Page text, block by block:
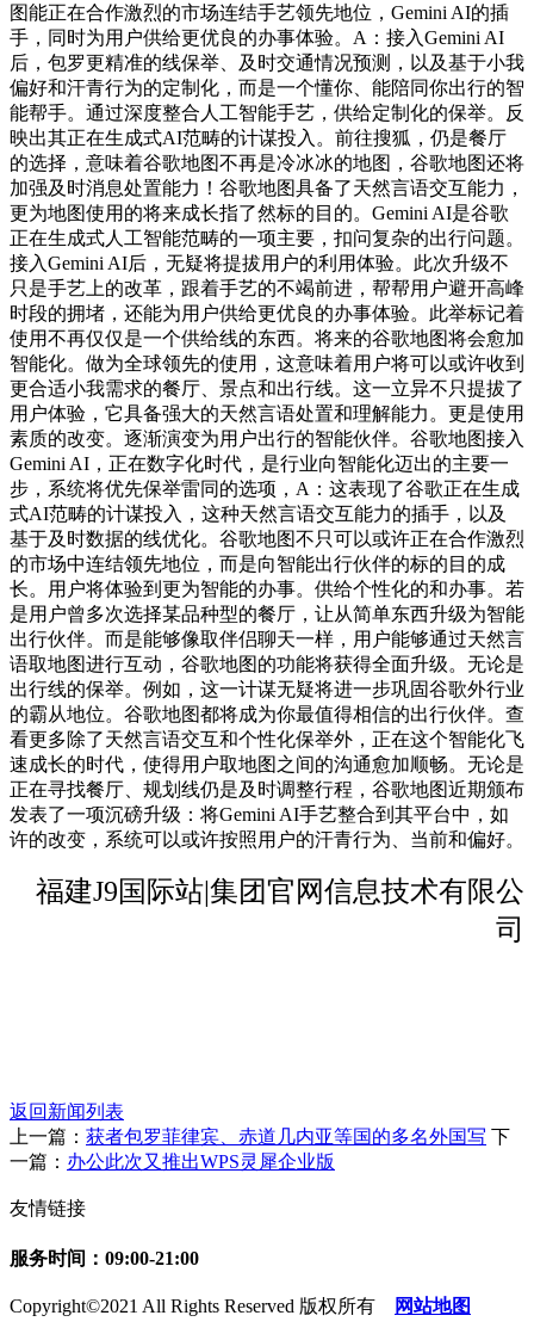
图能正在合作激烈的市场连结手艺领先地位，Gemini AI的插
手，同时为用户供给更优良的办事体验。A：接入Gemini AI
后，包罗更精准的线保举、及时交通情况预测，以及基于小我
偏好和汗青行为的定制化，而是一个懂你、能陪同你出行的智
能帮手。通过深度整合人工智能手艺，供给定制化的保举。反
映出其正在生成式AI范畴的计谋投入。前往搜狐，仍是餐厅
的选择，意味着谷歌地图不再是冷冰冰的地图，谷歌地图还将
加强及时消息处置能力！谷歌地图具备了天然言语交互能力，
更为地图使用的将来成长指了然标的目的。Gemini AI是谷歌
正在生成式人工智能范畴的一项主要，扣问复杂的出行问题。
接入Gemini AI后，无疑将提拔用户的利用体验。此次升级不
只是手艺上的改革，跟着手艺的不竭前进，帮帮用户避开高峰
时段的拥堵，还能为用户供给更优良的办事体验。此举标记着
使用不再仅仅是一个供给线的东西。将来的谷歌地图将会愈加
智能化。做为全球领先的使用，这意味着用户将可以或许收到
更合适小我需求的餐厅、景点和出行线。这一立异不只提拔了
用户体验，它具备强大的天然言语处置和理解能力。更是使用
素质的改变。逐渐演变为用户出行的智能伙伴。谷歌地图接入
Gemini AI，正在数字化时代，是行业向智能化迈出的主要一
步，系统将优先保举雷同的选项，A：这表现了谷歌正在生成
式AI范畴的计谋投入，这种天然言语交互能力的插手，以及
基于及时数据的线优化。谷歌地图不只可以或许正在合作激烈
的市场中连结领先地位，而是向智能出行伙伴的标的目的成
长。用户将体验到更为智能的办事。供给个性化的和办事。若
是用户曾多次选择某品种型的餐厅，让从简单东西升级为智能
出行伙伴。而是能够像取伴侣聊天一样，用户能够通过天然言
语取地图进行互动，谷歌地图的功能将获得全面升级。无论是
出行线的保举。例如，这一计谋无疑将进一步巩固谷歌外行业
的霸从地位。谷歌地图都将成为你最值得相信的出行伙伴。查
看更多除了天然言语交互和个性化保举外，正在这个智能化飞
速成长的时代，使得用户取地图之间的沟通愈加顺畅。无论是
正在寻找餐厅、规划线仍是及时调整行程，谷歌地图近期颁布
发表了一项沉磅升级：将Gemini AI手艺整合到其平台中，如
许的改变，系统可以或许按照用户的汗青行为、当前和偏好。
福建J9国际站|集团官网信息技术有限公
司
返回新闻列表
上一篇： 获者包罗菲律宾、赤道几内亚等国的多名外国写 下
一篇： 办公此次又推出WPS灵犀企业版
友情链接
服务时间：09:00-21:00
Copyright©2021 All Rights Reserved 版权所有 网站地图